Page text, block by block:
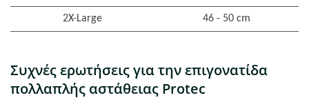
2X-Large 46 - 50 cm
Συχνές ερωτήσεις για την επιγονατίδα
πολλαπλής αστάθειας Protec